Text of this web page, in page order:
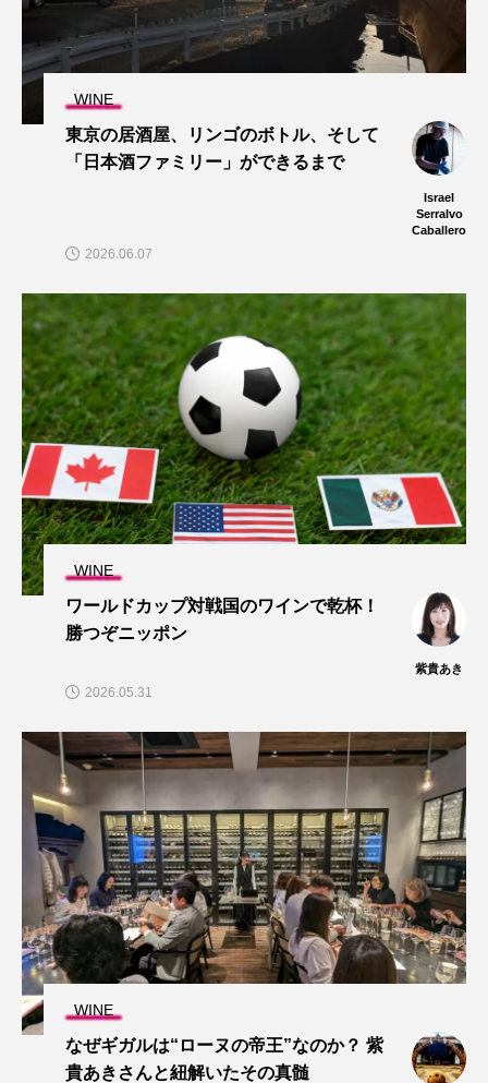
WINE
東京の居酒屋、リンゴのボトル、そして
「日本酒ファミリー」ができるまで
Israel
Serralvo
Caballero
2026.06.07
WINE
ワールドカップ対戦国のワインで乾杯！
勝つぞニッポン
紫貴あき
2026.05.31
WINE
なぜギガルは“ローヌの帝王”なのか？ 紫
貴あきさんと紐解いたその真髄